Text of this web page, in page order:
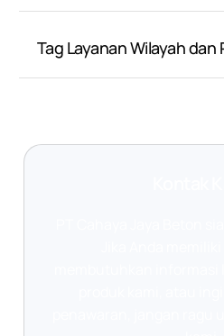
Tag Layanan Wilayah dan